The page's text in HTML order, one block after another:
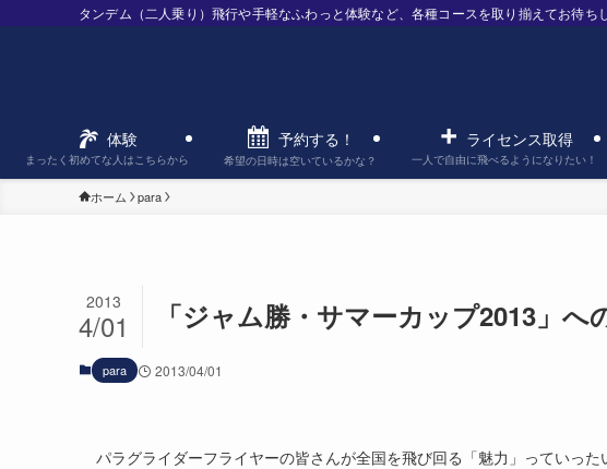
タンデム（二人乗り）飛行や手軽なふわっと体験など、各種コースを取り揃えてお待ち
体験
まったく初めてな人はこちらから
予約する！
希望の日時は空いているかな？
ライセンス取得
一人で自由に飛べるようになりたい！
ホーム para
「ジャム勝・サマーカップ2013」へ
2013
4/01
para 2013/04/01
パラグライダーフライヤーの皆さんが全国を飛び回る「魅力」っていった